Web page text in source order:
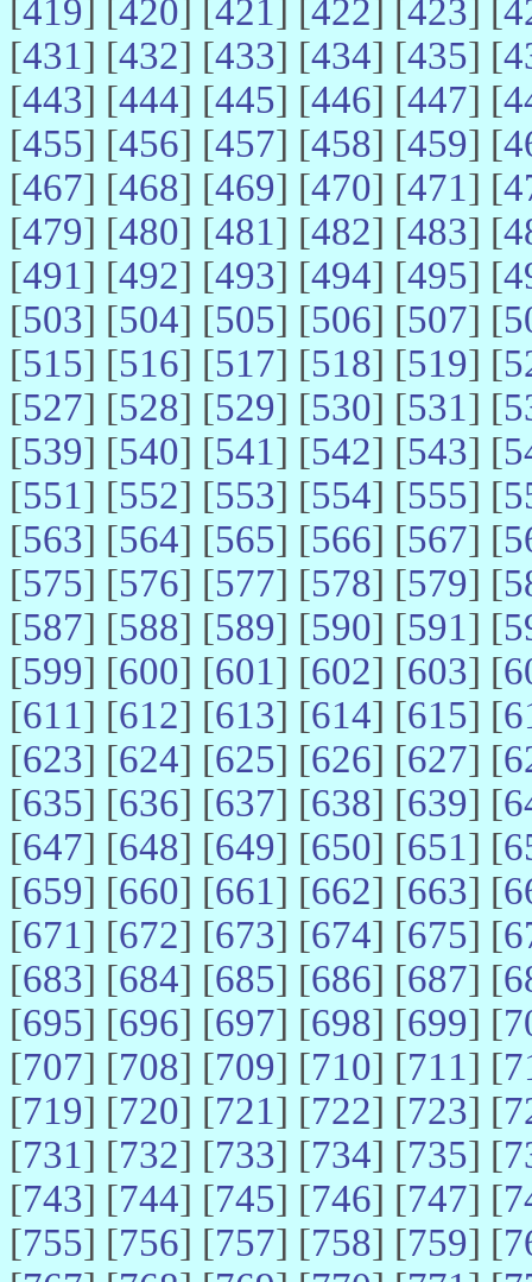
[419] [420] [421] [422] [423] [
[431] [432] [433] [434] [435] [
[443] [444] [445] [446] [447] [
[455] [456] [457] [458] [459] [
[467] [468] [469] [470] [471] [
[479] [480] [481] [482] [483] [
[491] [492] [493] [494] [495] [
[503] [504] [505] [506] [507] [
[515] [516] [517] [518] [519] [
[527] [528] [529] [530] [531] [
[539] [540] [541] [542] [543] [
[551] [552] [553] [554] [555] [
[563] [564] [565] [566] [567] [
[575] [576] [577] [578] [579] [
[587] [588] [589] [590] [591] [
[599] [600] [601] [602] [603] [
[611] [612] [613] [614] [615] [
[623] [624] [625] [626] [627] [
[635] [636] [637] [638] [639] [
[647] [648] [649] [650] [651] [
[659] [660] [661] [662] [663] [
[671] [672] [673] [674] [675] [
[683] [684] [685] [686] [687] [
[695] [696] [697] [698] [699] [
[707] [708] [709] [710] [711] [
[719] [720] [721] [722] [723] [
[731] [732] [733] [734] [735] [
[743] [744] [745] [746] [747] [
[755] [756] [757] [758] [759] [